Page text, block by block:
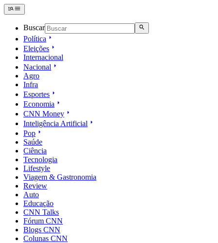
Buscar
Política
Eleições
Internacional
Nacional
Agro
Infra
Esportes
Economia
CNN Money
Inteligência Artificial
Pop
Saúde
Ciência
Tecnologia
Lifestyle
Viagem & Gastronomia
Review
Auto
Educação
CNN Talks
Fórum CNN
Blogs CNN
Colunas CNN